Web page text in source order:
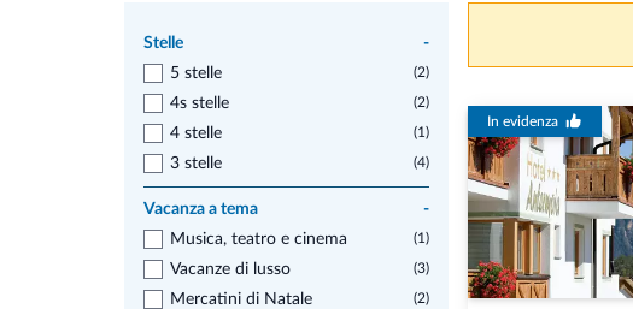
Stelle
-
5 stelle
(2)
4s stelle (2)
4 stelle (1)
3 stelle (4)
Vacanza a tema
-
Musica, teatro e cinema
(1)
Vacanze di lusso (3)
Mercatini di Natale (2)
In evidenza